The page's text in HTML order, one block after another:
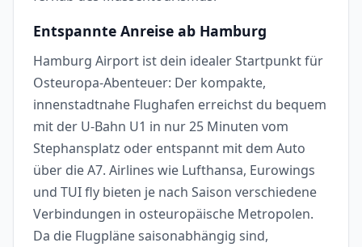
Entspannte Anreise ab Hamburg
Hamburg Airport ist dein idealer Startpunkt für
Osteuropa-Abenteuer: Der kompakte,
innenstadtnahe Flughafen erreichst du bequem
mit der U-Bahn U1 in nur 25 Minuten vom
Stephansplatz oder entspannt mit dem Auto
über die A7. Airlines wie Lufthansa, Eurowings
und TUI fly bieten je nach Saison verschiedene
Verbindungen in osteuropäische Metropolen.
Da die Flugpläne saisonabhängig sind,